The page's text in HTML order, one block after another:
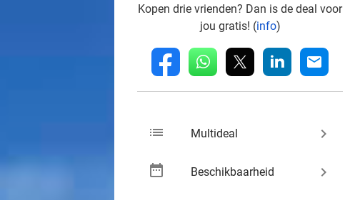
Kopen drie vrienden? Dan is de deal voor
jou gratis! (info)
fb whatsapp linkedin mail
list Multideal keyboard_arrow_right
date_range Beschikbaarheid keyboard_arrow_right